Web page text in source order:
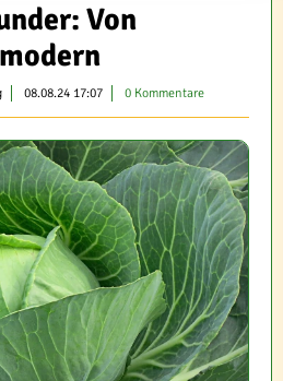
Von
08.08.24 17:07 0 Kommentare